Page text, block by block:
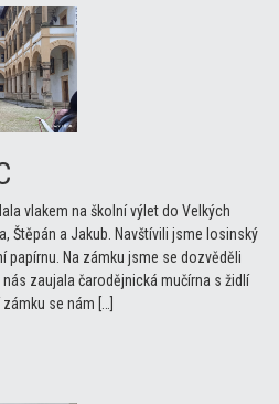
vlakem na školní výlet do Velkých
Štěpán a Jakub. Navštívili jsme losinský
papírnu. Na zámku jsme se dozvěděli
zaujala čarodějnická mučírna s židlí
se nám […]